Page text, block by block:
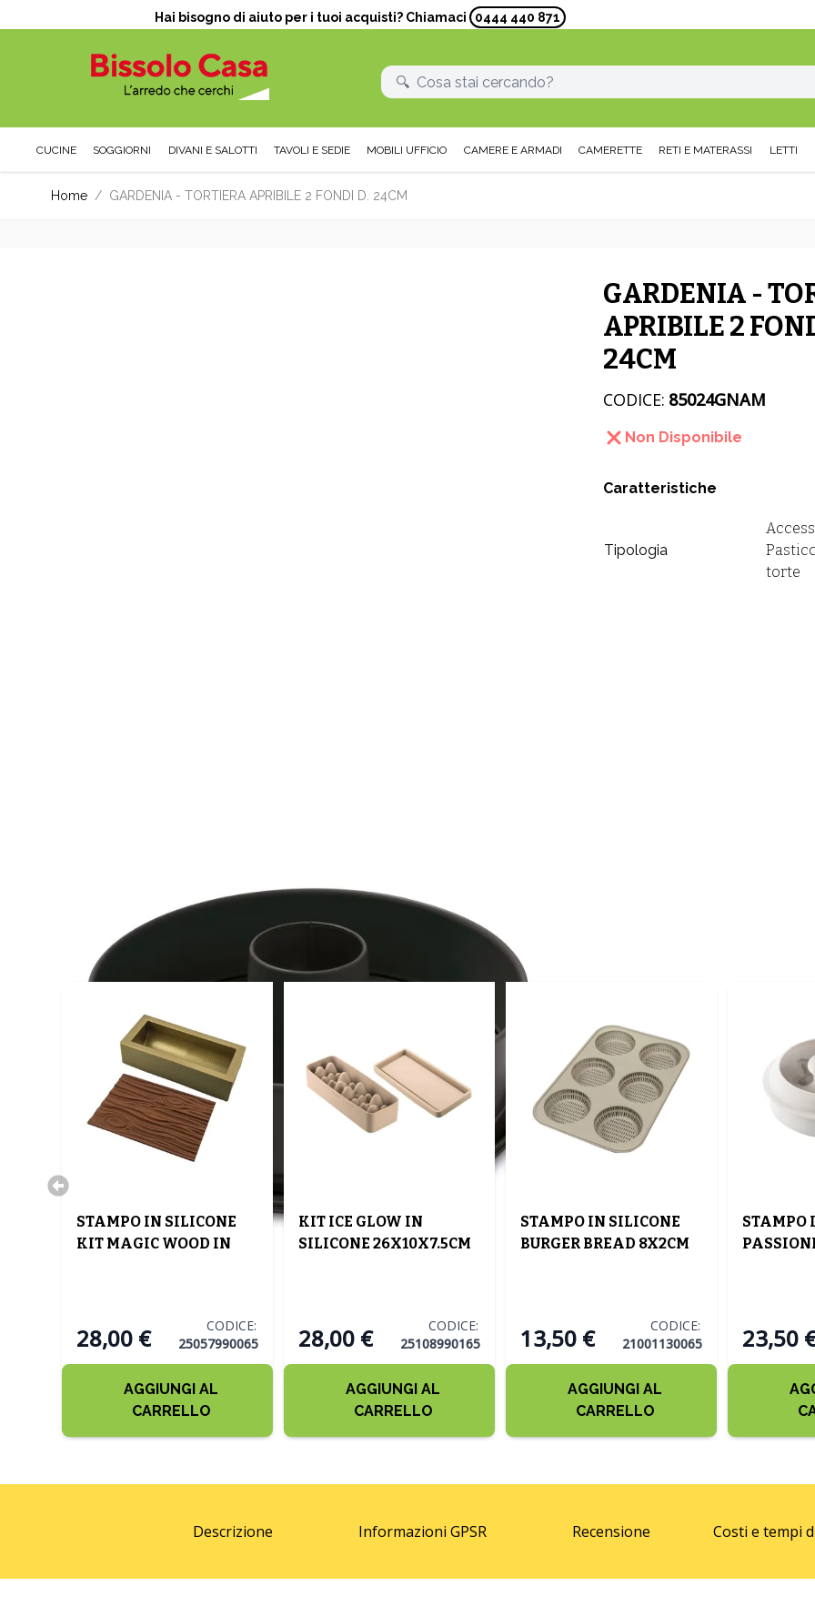
Hai bisogno di aiuto per i tuoi acquisti? Chiamaci 0444 440 871
CUCINE SOGGIORNI DIVANI E SALOTTI TAVOLI E SEDIE MOBILI UFFICIO CAMERE E ARMADI CAMERETTE RETI E MATERASSI LETTI
Home / GARDENIA - TORTIERA APRIBILE 2 FONDI D. 24CM
GARDENIA -
APRIBILE 2
24CM
CODICE: 85024GNAM
Non Disponibile
Caratteristiche
Tipologia
torte
STAMPO IN SILICONE
KIT MAGIC WOOD IN
28,00 €
CODICE:
25057990065
AGGIUNGI AL
CARRELLO
KIT ICE GLOW IN
SILICONE 26X10X7.5CM
28,00 €
CODICE:
25108990165
AGGIUNGI AL
CARRELLO
STAMPO IN SILICONE
BURGER BREAD 8X2CM
13,50 €
CODICE:
21001130065
AGGIUNGI AL
CARRELLO
STAMPO
23,50
Descrizione Informazioni GPSR Recensione Costi e tempi